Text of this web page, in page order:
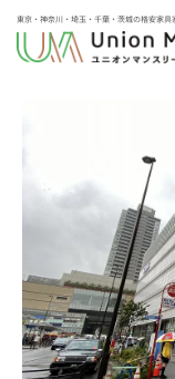
東京・神奈川・埼玉・千葉・茨城の格安家具